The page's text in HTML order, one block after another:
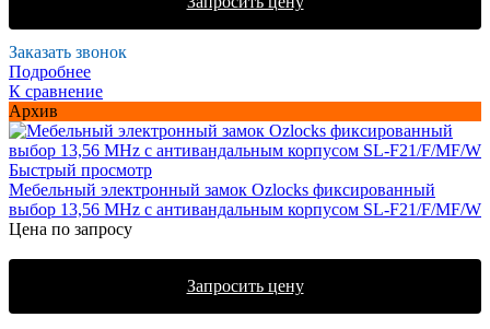
Заказать звонок
Подробнее
К сравнение
Архив
Быстрый просмотр
Мебельный электронный замок Ozlocks фиксированный
выбор 13,56 MHz с антивандальным корпусом SL-F21/F/MF/W
Цена по запросу
Запросить цену